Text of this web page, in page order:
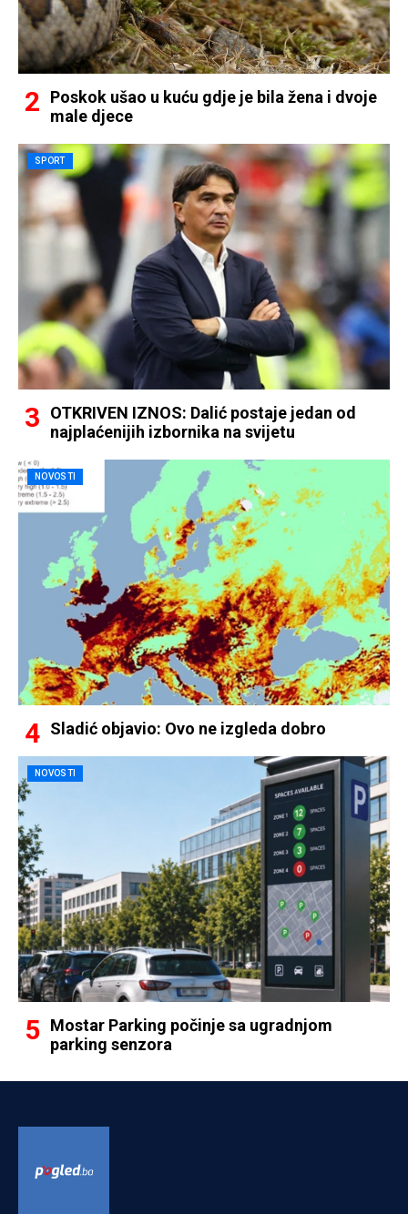
Poskok ušao u kuću gdje je bila žena i dvoje
male djece
SPORT
OTKRIVEN IZNOS: Dalić postaje jedan od
najplaćenijih izbornika na svijetu
NOVOSTI
Sladić objavio: Ovo ne izgleda dobro
NOVOSTI
Mostar Parking počinje sa ugradnjom
parking senzora